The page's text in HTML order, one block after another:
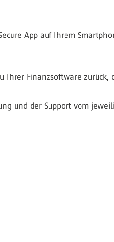
App auf Ihrem
Ihrer Finanzsoftware
und der Support vom